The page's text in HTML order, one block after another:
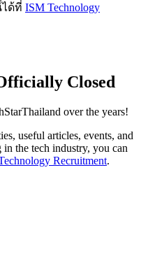
ด้ที่ ISM Technology
Closed
over the years!
useful articles, events, and
the tech industry, you can
Recruitment.